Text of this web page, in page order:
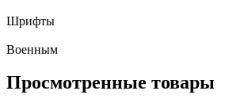
Шрифты
Военным
Просмотренные товары